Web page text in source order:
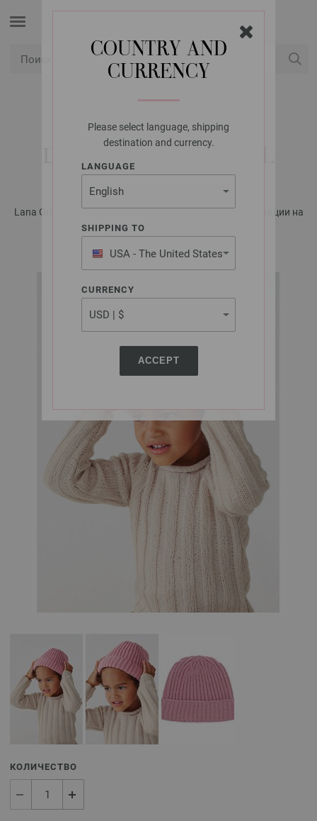
COUNTRY AND
CURRENCY
Please select language, shipping
destination and currency.
LANGUAGE
SHIPPING TO
USA - The United States
of America
CURRENCY
ACCEPT
LANA GROSSA
ШАПКА COOL WOOL
Lana Grossa KIDS No. 12 - Журнал на немецком, инструкции на
русском языке | Модель 15
КОЛИЧЕСТВО